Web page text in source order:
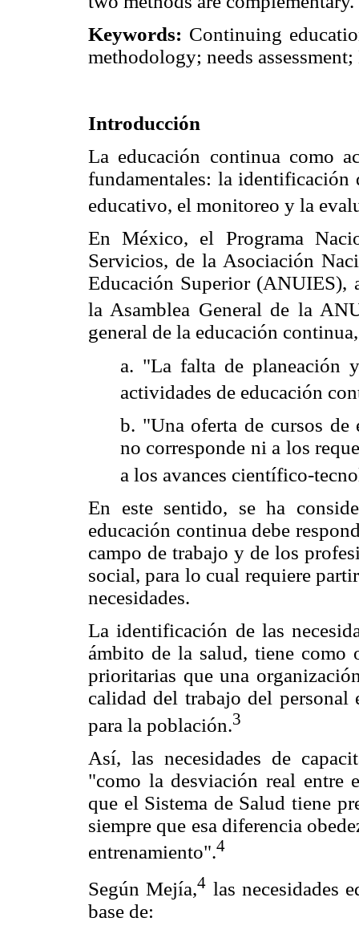
Keywords: Continuing
methodology; needs
Introducción
La educación continua como
fundamentales: la identificación
educativo, el monitoreo y la
En México, el Programa
Servicios, de la Asociación
Educación Superior (ANUIES),
la Asamblea General de la
general de la educación
a. "La falta de planeación
actividades de educación
b. "Una oferta de cursos de
no corresponde ni a los
a los avances científico-
En este sentido, se ha
educación continua debe
campo de trabajo y de los
social, para lo cual requiere
necesidades.
La identificación de las
ámbito de la salud, tiene como
prioritarias que una
calidad del trabajo del
para la población.3
Así, las necesidades de
"como la desviación real entre
que el Sistema de Salud tiene
siempre que esa diferencia
entrenamiento".4
Según Mejía,4 las necesidades
base de: